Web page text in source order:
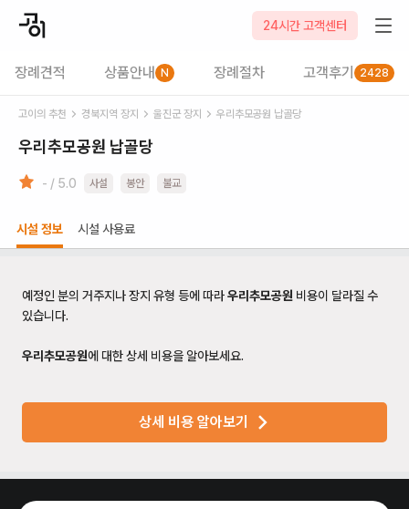
24시간 고객센터
장례견적 상품안내 N 장례절차 고객후기 2428
고이의 추천 경북지역 장지 울진군 장지 우리추모공원 납골당
우리추모공원 납골당
- / 5.0 사설 봉안 불교
시설 정보 시설 사용료
예정인 분의 거주지나 장지 유형 등에 따라우리추모공원 비용이 달라질 수
있습니다.
우리추모공원에 대한 상세 비용을 알아보세요.
상세 비용 알아보기